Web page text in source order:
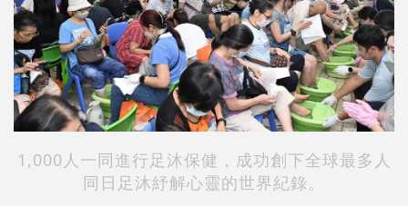
1,000人一同進行足沐保健，成功創下全球最多人
同日足沐紓解心靈的世界紀錄。